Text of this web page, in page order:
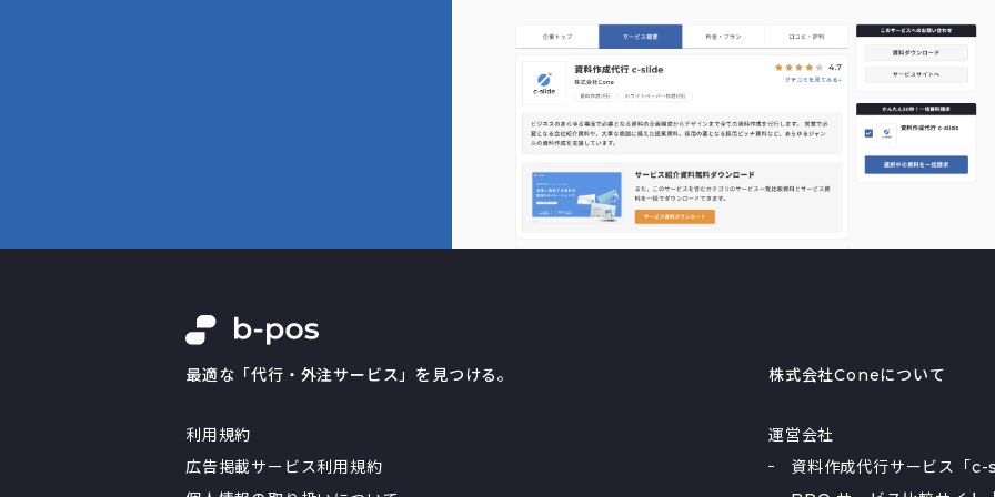
最適な「代行・外注サービス」を見つける。
利用規約
広告掲載サービス利用規約
株式会社Coneについて
運営会社
資料作成代行サービス「